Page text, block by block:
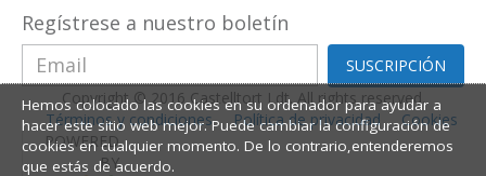
Regístrese a nuestro boletín
SUSCRIPCIÓN
Copyright © 2016 Castelltort Ldt. All rights reserved.
Términos y condiciones
Política de privacidad
Cookies
POWERED
BY
Hemos colocado las cookies en su ordenador para ayudar a
hacer este sitio web mejor. Puede cambiar la configuración de
cookies en cualquier momento. De lo contrario,entenderemos
que estás de acuerdo.